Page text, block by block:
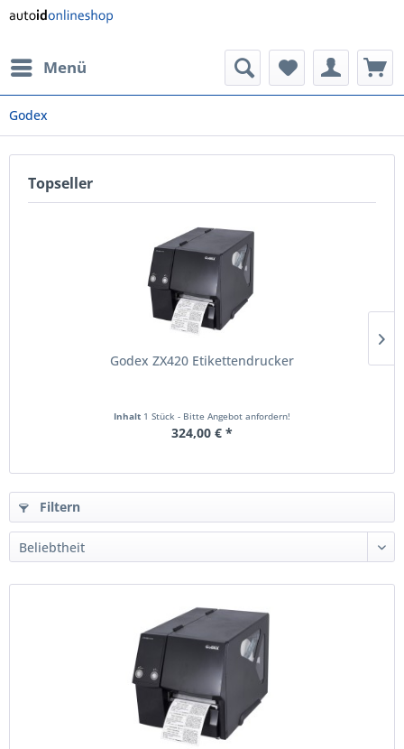
Menü
Godex
Topseller
Godex ZX420 Etikettendrucker
Inhalt 1 Stück - Bitte Angebot anfordern!
324,00 € *
Filtern